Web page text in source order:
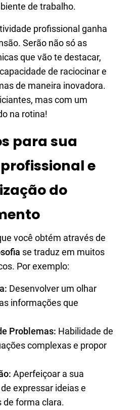
de trabalho.
profissional ganha
Serão não só as
que vão te destacar,
de raciocinar e
de maneira inovadora.
mas com um
na rotina!
para sua
e
do
você obtém através de
se traduz em muitos
Por exemplo:
Desenvolver um olhar
informações que
Problemas: Habilidade de
complexas e propor
Aperfeiçoar a sua
expressar ideias e
de forma clara.